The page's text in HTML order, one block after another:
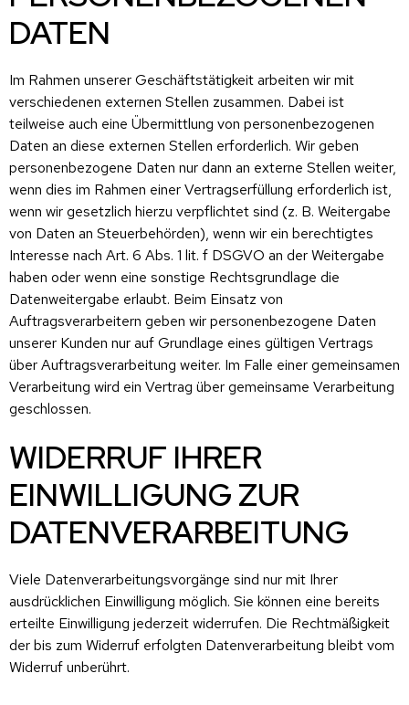
DATEN
Im Rahmen unserer Geschäftstätigkeit arbeiten wir mit
verschiedenen externen Stellen zusammen. Dabei ist
teilweise auch eine Übermittlung von personenbezogenen
Daten an diese externen Stellen erforderlich. Wir geben
personenbezogene Daten nur dann an externe Stellen weiter,
wenn dies im Rahmen einer Vertragserfüllung erforderlich ist,
wenn wir gesetzlich hierzu verpflichtet sind (z. B. Weitergabe
von Daten an Steuerbehörden), wenn wir ein berechtigtes
Interesse nach Art. 6 Abs. 1 lit. f DSGVO an der Weitergabe
haben oder wenn eine sonstige Rechtsgrundlage die
Datenweitergabe erlaubt. Beim Einsatz von
Auftragsverarbeitern geben wir personenbezogene Daten
unserer Kunden nur auf Grundlage eines gültigen Vertrags
über Auftragsverarbeitung weiter. Im Falle einer gemeinsamen
Verarbeitung wird ein Vertrag über gemeinsame Verarbeitung
geschlossen.
WIDERRUF IHRER
EINWILLIGUNG ZUR
DATENVERARBEITUNG
Viele Datenverarbeitungsvorgänge sind nur mit Ihrer
ausdrücklichen Einwilligung möglich. Sie können eine bereits
erteilte Einwilligung jederzeit widerrufen. Die Rechtmäßigkeit
der bis zum Widerruf erfolgten Datenverarbeitung bleibt vom
Widerruf unberührt.